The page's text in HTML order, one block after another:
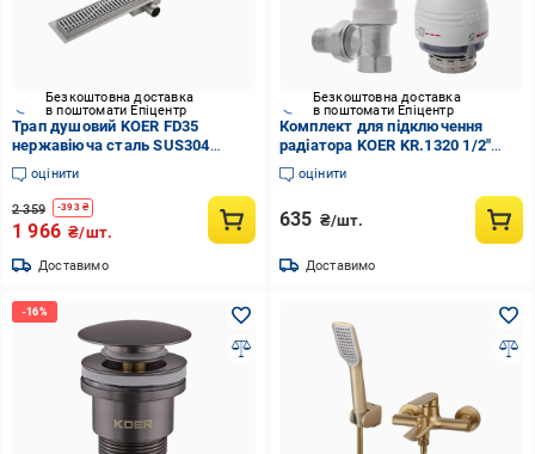
Безкоштовна доставка
в поштомати Епіцентр
Трап душовий KOER FD35
нержавіюча сталь SUS304
70x800 мм (KR3280)
оцінити
2 359 -393₴
1 966 ₴/шт.
Доставимо
Безкоштовна доставка
в поштомати Епіцентр
Комплект для підключення
радіатора KOER KR.1320 1/2"
кутовий з термоголовкою ВВ
Латунь (OL-KR2658)
оцінити
635 ₴/шт.
Доставимо